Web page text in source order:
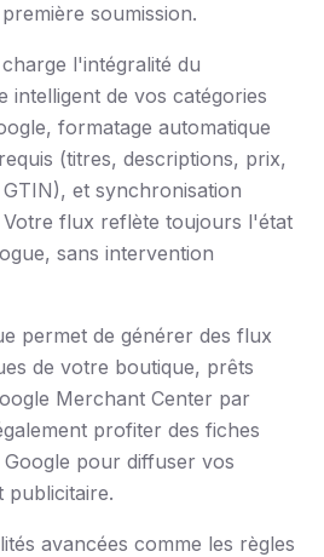
soumission.
l'intégralité du
intelligent de vos catégories
formatage automatique
(titres, descriptions, prix,
et synchronisation
Votre flux reflète toujours l'état
sans intervention
permet de générer des flux
de votre boutique, prêts
Merchant Center par
profiter des fiches
pour diffuser vos
publicitaire.
avancées comme les règles